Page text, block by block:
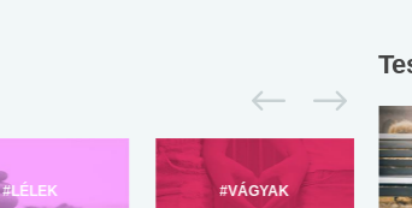
#LÉLEK #VÁGYAK